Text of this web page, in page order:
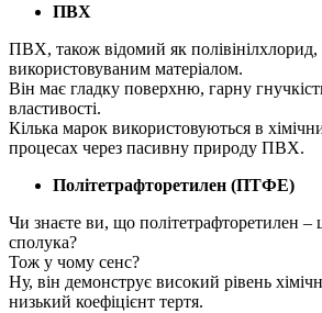
ПВХ
ПВХ, також відомий як
використовуваним матеріалом.
Він має гладку поверхню, гарну
властивості.
Кілька марок використовуються в
процесах через пасивну природу ПВХ.
Політетрафторетилен (ПТФЕ)
Чи знаєте ви, що політетрафторетилен –
сполука?
Тож у чому сенс?
Ну, він демонструє високий рівень
низький коефіцієнт тертя.